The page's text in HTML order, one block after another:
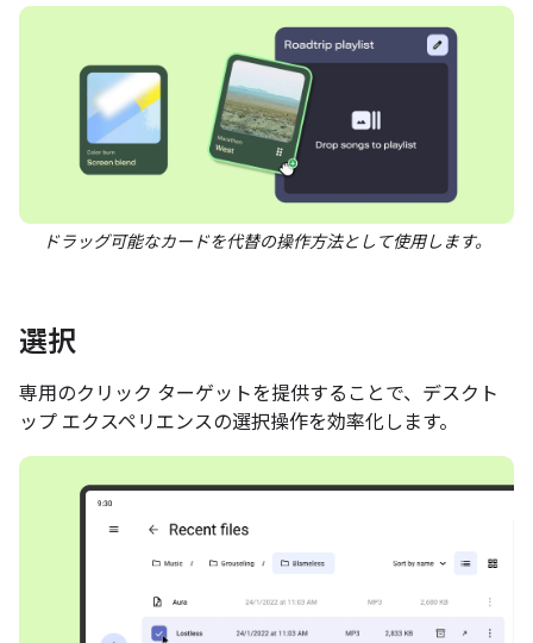
ドラッグ可能なカードを代替の操作方法として使用します。
選択
専用のクリック ターゲットを提供することで、デスクト
ップ エクスペリエンスの選択操作を効率化します。